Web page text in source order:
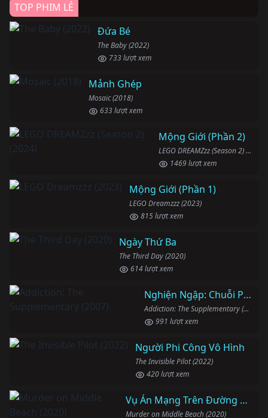
TOP PHIM LẺ
Đứa Bé
The Baby (2022)
733 lượt xem
Mảnh Ghép
Mosaic (2018)
633 lượt xem
Mộng Giới (Phần 2)
LEGO DREAMZzz (Season 2) (2024)
1469 lượt xem
Mộng Giới (Phần 1)
LEGO Dreamzzz (2023)
815 lượt xem
Ngày Thứ Ba
The Third Day (2020)
614 lượt xem
Nghiện Ngập: Chuỗi Phim Bổ Trợ
Addiction: The Supplementary (2007)
991 lượt xem
Người Phi Công Vô Hình
The Invisible Pilot (2022)
420 lượt xem
Vụ Án Mạng Trên Đường Middle Beach
Murder on Middle Beach (2020)